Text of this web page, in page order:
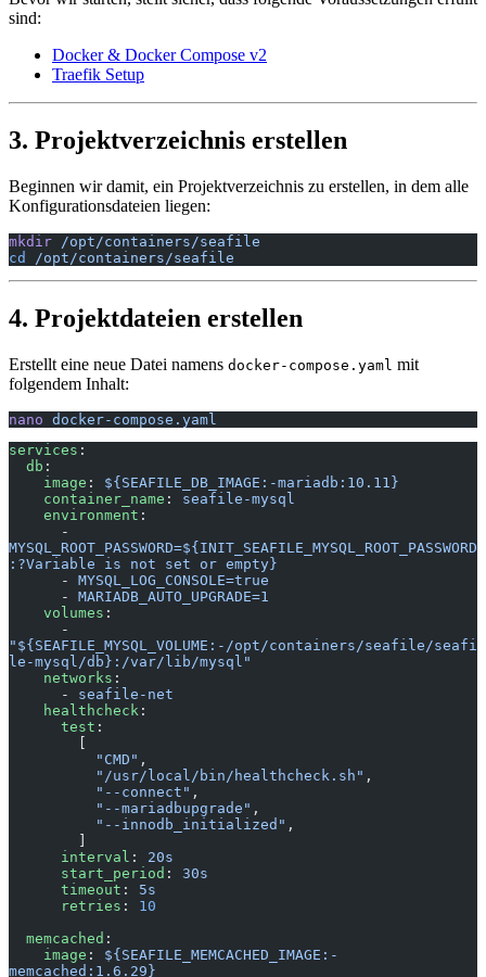
sind:
Docker & Docker Compose v2
Traefik Setup
3. Projektverzeichnis erstellen
Beginnen wir damit, ein Projektverzeichnis zu erstellen, in dem alle
Konfigurationsdateien liegen:
mkdir /opt/containers/seafile
cd
/opt/containers/seafile
4. Projektdateien erstellen
Erstellt eine neue Datei namens docker-compose.yaml mit
folgendem Inhalt:
nano docker-compose.yaml
services :
  db
:
    image
: ${SEAFILE_DB_IMAGE:-mariadb:10.11}
    container_name
: seafile-mysql
    environment
:
MYSQL_ROOT_PASSWORD=${INIT_SEAFILE_MYSQL_ROOT_PASSWORD
:?Variable is not set or empty}
      -
MYSQL_LOG_CONSOLE=true
      -
MARIADB_AUTO_UPGRADE=1
    volumes
:
"${SEAFILE_MYSQL_VOLUME:-/opt/containers/seafile/seafi
le-mysql/db}:/var/lib/mysql"
    networks
:
      -
seafile-net
    healthcheck
:
      test
:
        [
          "CMD"
,
          "/usr/local/bin/healthcheck.sh"
,
          "--connect"
,
          "--mariadbupgrade"
,
          "--innodb_initialized"
,
        ]
      interval
: 20s
      start_period
: 30s
      timeout
: 5s
      retries
: 10
  memcached
:
    image
: ${SEAFILE_MEMCACHED_IMAGE:-
memcached:1.6.29}